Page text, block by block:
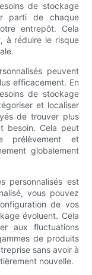
de stockage
parti de chaque
entrepôt. Cela
à réduire le risque
peuvent
efficacement. En
de stockage
et localiser
de trouver plus
besoin. Cela peut
prélèvement et
globalement
personnalisés est
vous pouvez
de vos
évoluent. Cela
aux fluctuations
de produits
sans avoir à
nouvelle.